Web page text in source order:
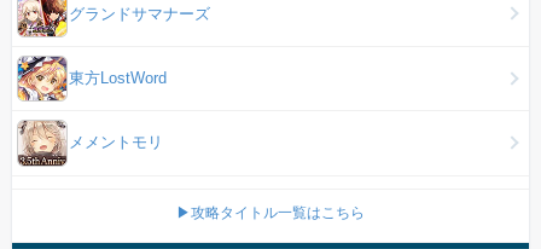
グランドサマナーズ
東方LostWord
メメントモリ
▶攻略タイトル一覧はこちら